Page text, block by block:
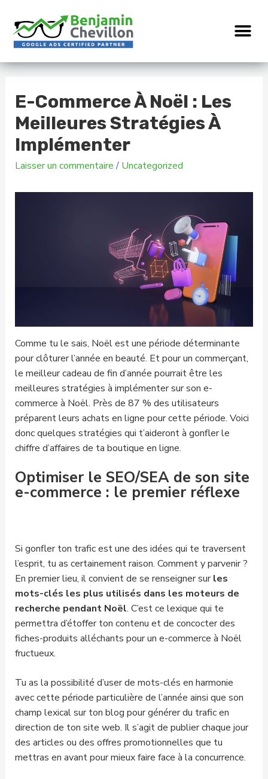
E-Commerce À Noël : Les
Meilleures Stratégies À
Implémenter
Laisser un commentaire / Uncategorized
Comme tu le sais, Noël est une période déterminante
pour clôturer l’année en beauté. Et pour un commerçant,
le meilleur cadeau de fin d’année pourrait être les
meilleures stratégies à implémenter sur son e-
commerce à Noël. Près de 87 % des utilisateurs
préparent leurs achats en ligne pour cette période. Voici
donc quelques stratégies qui t’aideront à gonfler le
chiffre d’affaires de ta boutique en ligne.
Optimiser le SEO/SEA de son site
e-commerce : le premier réflexe
Si gonfler ton trafic est une des idées qui te traversent
l’esprit, tu as certainement raison. Comment y parvenir ?
En premier lieu, il convient de se renseigner surles
mots-clés les plus utilisés dans les moteurs de
recherche pendant Noël. C’est ce lexique qui te
permettra d’étoffer ton contenu et de concocter des
fiches-produits alléchants pour un e-commerce à Noël
fructueux.
Tu as la possibilité d’user de mots-clés en harmonie
avec cette période particulière de l’année ainsi que son
champ lexical sur ton blog pour générer du trafic en
direction de ton site web. Il s’agit de publier chaque jour
des articles ou des offres promotionnelles que tu
mettras en avant pour mieux faire face à la concurrence.